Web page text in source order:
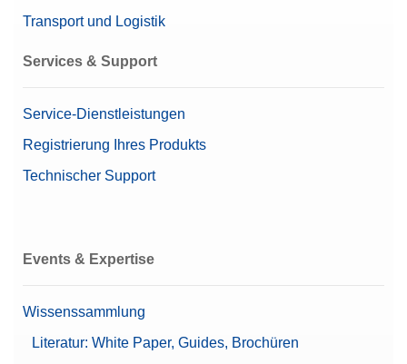
Transport und Logistik
Services & Support
Service-Dienstleistungen
Registrierung Ihres Produkts
Technischer Support
Events & Expertise
Wissenssammlung
Literatur: White Paper, Guides, Brochüren